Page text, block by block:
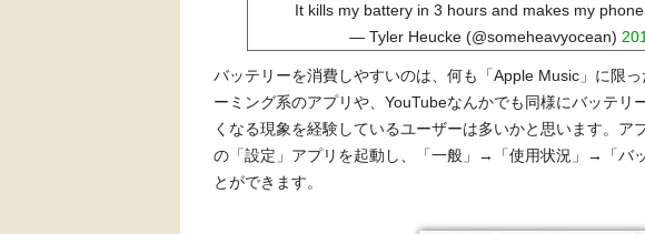
It kills my battery in 3 hours and makes my
— Tyler Heucke (@someheavyocean)
バッテリーを消費しやすいのは、何も「Apple Music」に限
ーミング系のアプリや、YouTubeなんかでも同様にバッテリ
くなる現象を経験しているユーザーは多いかと思います。ア
の「設定」アプリを起動し、「一般」→「使用状況」→「バ
とができます。